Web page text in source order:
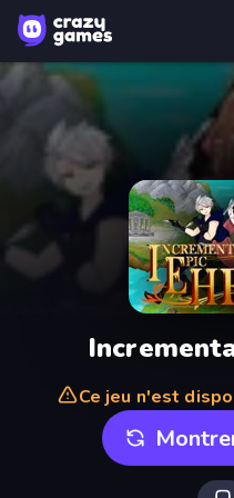
Ce jeu n'est